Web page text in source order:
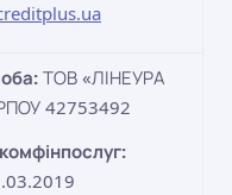
ТОВ «ЛІНЕУРА
42753492